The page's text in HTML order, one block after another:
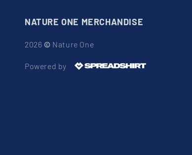
NATURE ONE MERCHANDISE
2026 © Nature One
Powered by